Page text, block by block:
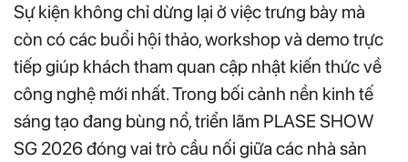
Sự kiện không chỉ dừng lại ở việc trưng bày mà
còn có các buổi hội thảo, workshop và demo trực
tiếp giúp khách tham quan cập nhật kiến thức về
công nghệ mới nhất. Trong bối cảnh nền kinh tế
sáng tạo đang bùng nổ, triển lãm PLASE SHOW
SG 2026 đóng vai trò cầu nối giữa các nhà sản